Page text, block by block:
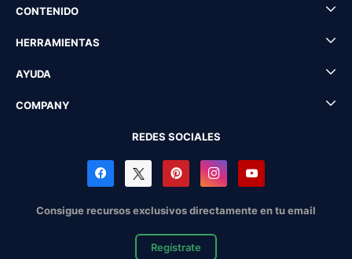
CONTENIDO
HERRAMIENTAS
AYUDA
COMPANY
REDES SOCIALES
Consigue recursos exclusivos directamente en tu email
Regístrate